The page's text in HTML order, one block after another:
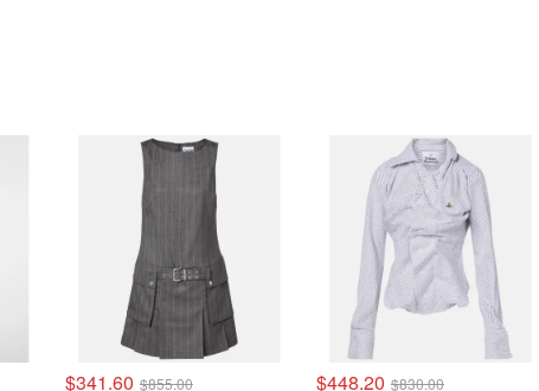
$341.60 $855.00 $448.20 $830.00